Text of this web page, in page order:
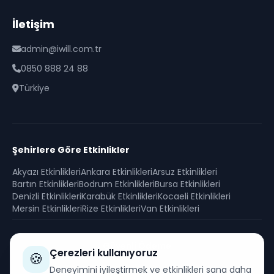
İletişim
admin@iwill.com.tr
0850 888 24 88
Türkiye
Şehirlere Göre Etkinlikler
Akyazı EtkinlikleriAnkara EtkinlikleriArsuz Etkinlikleri
Bartın EtkinlikleriBodrum EtkinlikleriBursa Etkinlikleri
Denizli EtkinlikleriKarabük EtkinlikleriKocaeli Etkinlikleri
Mersin EtkinlikleriRize EtkinlikleriVan Etkinlikleri
Güvenli Ödeme
SSL sertifikası ile korunan güvenli alışveriş
🍪 Çerezleri kullanıyoruz
Deneyimini iyileştirmek ve etkinlikleri sana daha